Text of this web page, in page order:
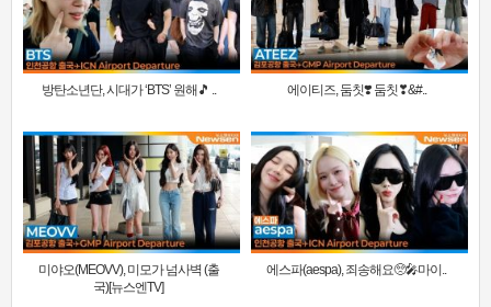
방탄소년단, 시대가 ‘BTS’ 원해🎵 .. 에이티즈, 둠칫❣️ 둠칫❣&#..
미야오(MEOVV), 미모가 넘사벽 (출
국)[뉴스엔TV]
에스파(aespa), 죄송해요🥺🎤마이..